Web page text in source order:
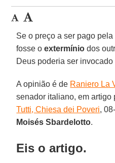
Se o preço a ser pago
fosse oextermínio dos
Deus poderia ser invocado
A opinião é de Raniero La
senador italiano, em
Tutti, Chiesa dei Poveri,
Moisés Sbardelotto.
Eis o artigo.